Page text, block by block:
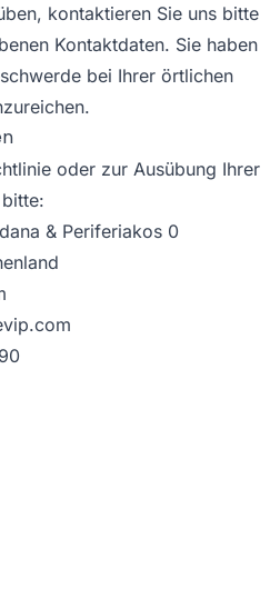
kontaktieren Sie uns bitte
Kontaktdaten. Sie haben
bei Ihrer örtlichen
oder zur Ausübung Ihrer
& Periferiakos 0